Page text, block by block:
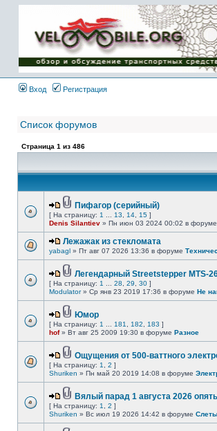
Имя пользователя:
Пароль:
{ LOG_ME_IN_SHORT
}
Вход
Регистрация
Список форумов
Страница 1 из 486
Пифагор (серийный)
[ На страницу: 1 13 14 15 ]
Denis Silantiev » Пн июн 03 2024 00:02 в форуме
Лежажак из стекломата
yabagl » Пт авг 07 2026 13:36 в форуме
Легендарный Streetstepper MTS-
[ На страницу: 1 28 29 30 ]
Modulator» Ср янв 23 2019 17:36 в форуме Не
Юмор
[ На страницу: 1 181 182 183 ]
hof» Вт авг 25 2009 19:30 в форуме Разное
Ощущения от 500-ваттного
[ На страницу: 1 2 ]
Shuriken » Пн май 20 2019 14:08 в форуме
Вялый парад 1 августа 2026
[ На страницу: 1 2 ]
Shuriken » Вс июл 19 2026 14:42 в форуме